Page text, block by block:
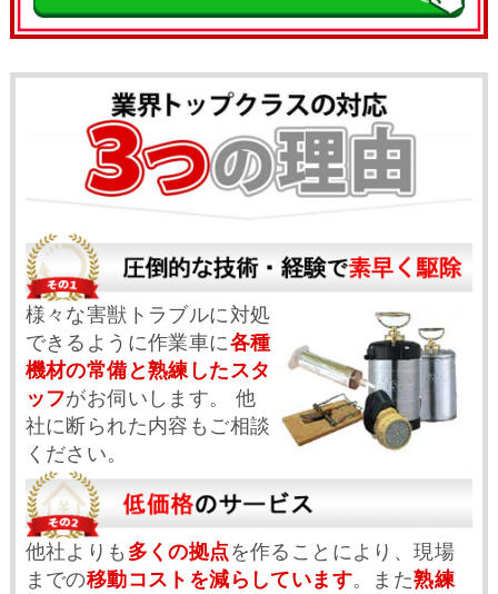
様々な害獣トラブルに対処
できるように作業車に各種
機材の常備と熟練したスタ
ッフがお伺いします。 他
社に断られた内容もご相談
ください。
他社よりも 多くの拠点 を作ることにより、現場
までの移動コストを減らしています。また熟練